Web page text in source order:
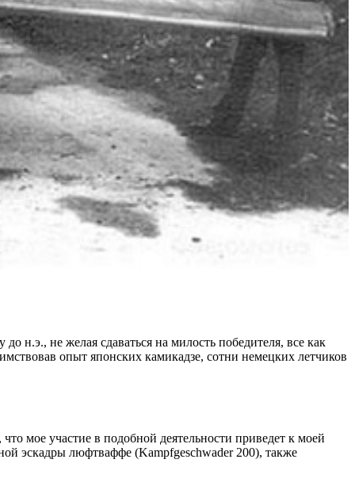
н.э., не желая сдаваться на милость победителя, все как
опыт японских камикадзе, сотни немецких летчиков
мое участие в подобной деятельности приведет к моей
эскадры люфтваффе (Kampfgeschwader 200), также